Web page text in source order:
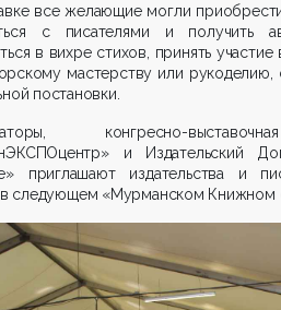
все желающие могли приобрести
с писателями и получить
в вихре стихов, принять участие
мастерству или рукоделию,
постановки.
конгресно-
и Издательский
приглашают издательства и
в следующем «Мурманском Книжном